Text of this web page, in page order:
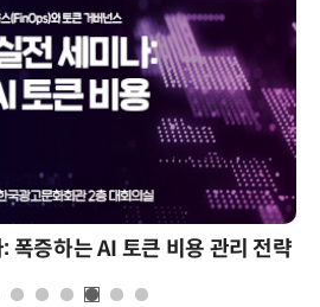
폭증하는 AI 토큰 비용 관리 전략